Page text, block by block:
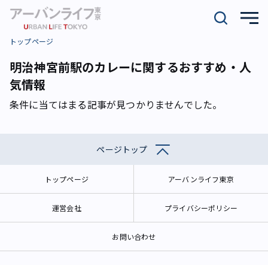
トップページ
明治神宮前駅のカレーに関するおすすめ・人
気情報
条件に当てはまる記事が見つかりませんでした。
ページトップ
トップページ アーバンライフ東京
運営会社 プライバシーポリシー
お問い合わせ